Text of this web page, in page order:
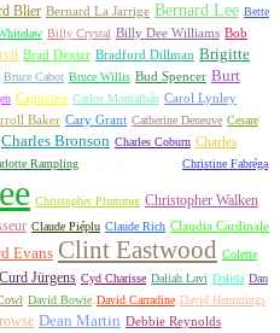
Blier Bernard La Jarrige Bernard Lee Bette
Billy Crystal Billy Dee Williams Bob
Brad Dexter Bradford Dillman Brigitte
Bruce Cabot Bruce Willis Bud Spencer Burt
Capucine Carlos Montalbán Carol Lynley
Baker Cary Grant Catherine Deneuve Cesare
Charles Bronson Charles Coburn Charles
Rampling Christine Fabréga
Christopher Plummer Christopher Walken
Claude Piéplu Claude Rich Claudia Cardinale
Evans Clint Eastwood Colette
Curd Jürgens Cyd Charisse Daliah Lavi Dalida Dan
David Bowie David Carradine David Hemmings
Dean Martin Debbie Reynolds